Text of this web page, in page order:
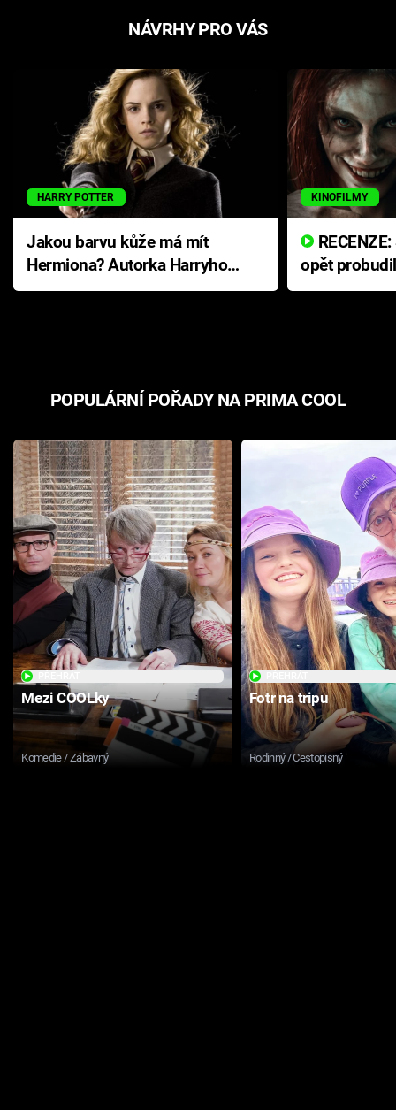
NÁVRHY PRO VÁS
HARRY POTTER
Jakou barvu kůže má mít
Hermiona? Autorka Harryho
Pottera přišla s ráznou
KINOFILMY
opět
přichází s
POPULÁRNÍ POŘADY NA PRIMA COOL
Mezi COOLky
Komedie / Zábavný
Fotr na tripu
Rodinný / Cestopisný